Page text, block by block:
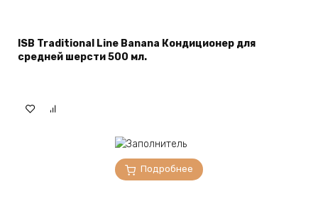
ISB Traditional Line Banana Кондиционер для
средней шерсти 500 мл.
Подробнее